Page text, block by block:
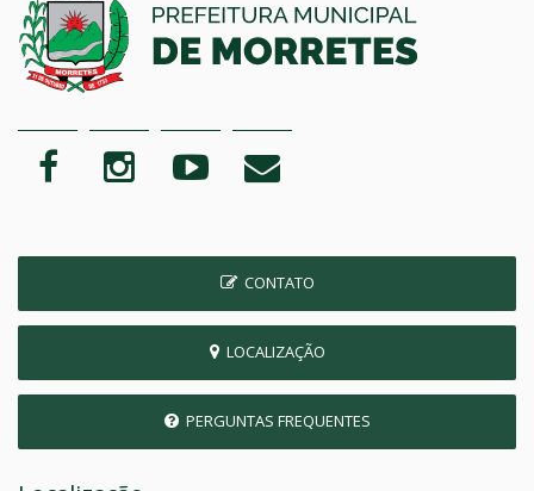
CONTATO
LOCALIZAÇÃO
PERGUNTAS FREQUENTES